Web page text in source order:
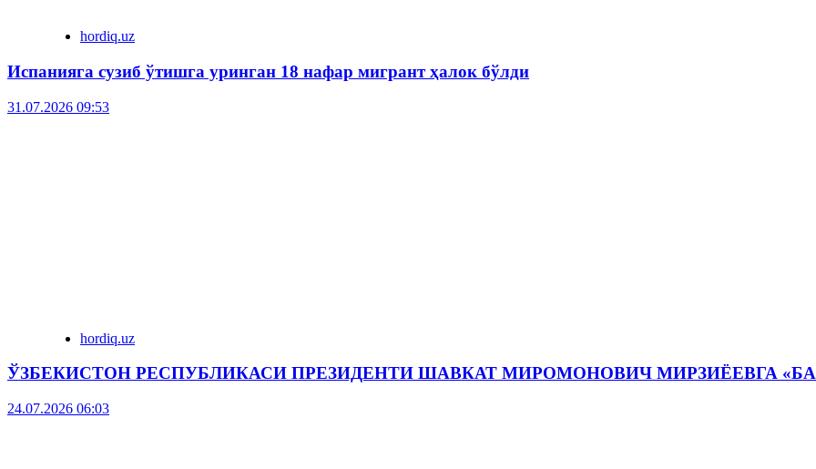
hordiq.uz
Испанияга сузиб ўтишга уринган 18 нафар мигрант ҳалок бўлди
31.07.2026 09:53
hordiq.uz
ЎЗБЕКИСТОН РЕСПУБЛИКАСИ ПРЕЗИДЕНТИ ШАВКАТ МИРОМОНОВИЧ МИРЗИЁЕВГА
24.07.2026 06:03